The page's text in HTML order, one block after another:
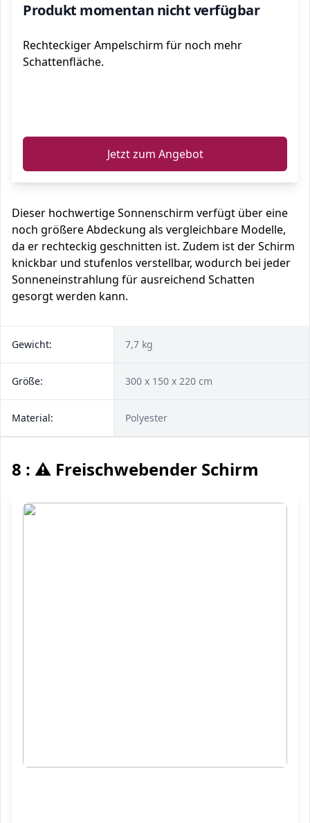
Produkt momentan nicht verfügbar
Rechteckiger Ampelschirm für noch mehr
Schattenfläche.
Jetzt zum Angebot
Dieser hochwertige Sonnenschirm verfügt über eine
noch größere Abdeckung als vergleichbare Modelle,
da er rechteckig geschnitten ist. Zudem ist der Schirm
knickbar und stufenlos verstellbar, wodurch bei jeder
Sonneneinstrahlung für ausreichend Schatten
gesorgt werden kann.
Gewicht: 7,7 kg
Größe: 300 x 150 x 220 cm
Material: Polyester
8 : ⚠️ Freischwebender Schirm